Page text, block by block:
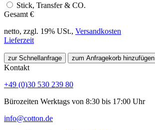
Stick, Transfer & CO.
Gesamt €
netto, zzgl. 19% USt., Versandkosten
Lieferzeit
zur Schnellanfrage zum Anfragekorb hinzufügen
Kontakt
+49 (0)30 530 239 80
Bürozeiten Werktags von 8:30 bis 17:00 Uhr
info@cotton.de